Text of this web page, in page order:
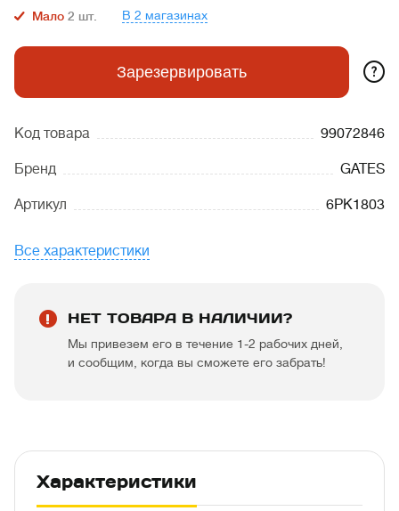
Мало 2 шт. В 2 магазинах
Зарезервировать ?
Код товара 99072846
Бренд GATES
Артикул 6PK1803
Все характеристики
НЕТ ТОВАРА В НАЛИЧИИ?
Мы привезем его в течение 1-2 рабочих дней,
и сообщим, когда вы сможете его забрать!
Характеристики